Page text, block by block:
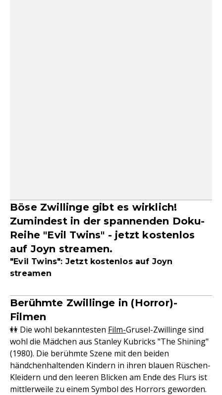
Böse Zwillinge gibt es wirklich!
Zumindest in der spannenden Doku-
Reihe "Evil Twins" - jetzt kostenlos
auf Joyn streamen.
"Evil Twins": Jetzt kostenlos auf Joyn
streamen
Berühmte Zwillinge in (Horror)-
Filmen
👭 Die wohl bekanntesten Film-Grusel-Zwillinge sind
wohl die Mädchen aus Stanley Kubricks "The Shining"
(1980). Die berühmte Szene mit den beiden
händchenhaltenden Kindern in ihren blauen Rüschen-
Kleidern und den leeren Blicken am Ende des Flurs ist
mittlerweile zu einem Symbol des Horrors geworden.